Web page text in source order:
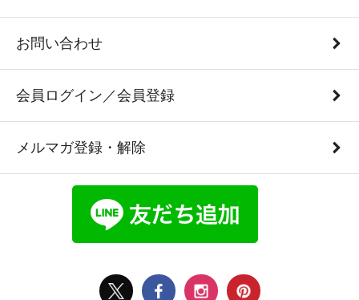
お問い合わせ
会員ログイン／会員登録
メルマガ登録・解除